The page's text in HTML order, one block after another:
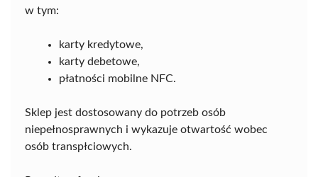
w tym:
karty kredytowe,
karty debetowe,
płatności mobilne NFC.
Sklep jest dostosowany do potrzeb osób
niepełnosprawnych i wykazuje otwartość wobec
osób transpłciowych.